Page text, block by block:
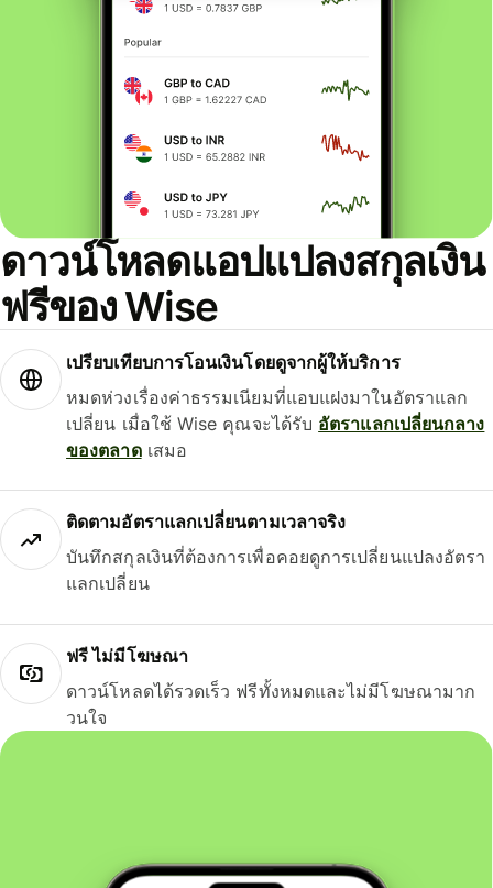
ดาวน์โหลดแอปแปลงสกุลเงิน
ฟรีของ Wise
เปรียบเทียบการโอนเงินโดยดูจากผู้ให้บริการ
หมดห่วงเรื่องค่าธรรมเนียมที่แอบแฝงมาในอัตราแลก
เปลี่ยน เมื่อใช้ Wise คุณจะได้รับ อัตราแลกเปลี่ยนกลาง
ของตลาดเสมอ
ติดตามอัตราแลกเปลี่ยนตามเวลาจริง
บันทึกสกุลเงินที่ต้องการเพื่อคอยดูการเปลี่ยนแปลงอัตรา
แลกเปลี่ยน
ฟรี ไม่มีโฆษณา
ดาวน์โหลดได้รวดเร็ว ฟรีทั้งหมดและไม่มีโฆษณามาก
วนใจ